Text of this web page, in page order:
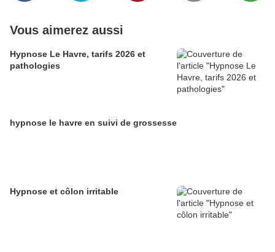
Vous aimerez aussi
Hypnose Le Havre, tarifs 2026 et
pathologies
hypnose le havre en suivi de grossesse
Hypnose et côlon irritable